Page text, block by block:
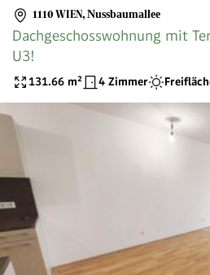
1110 WIEN, Nussbaumallee
Dachgeschosswohnung mit
U3!
131.66 m² 4 Zimmer